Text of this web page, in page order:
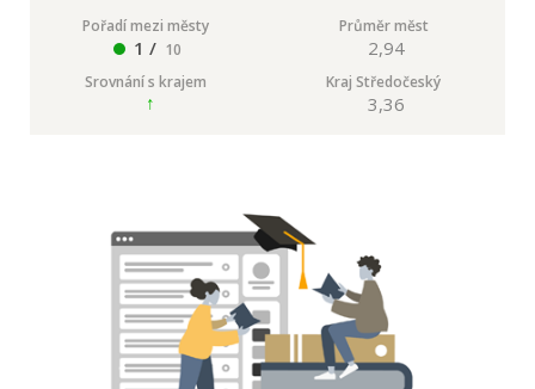
Pořadí mezi městy
1 / 10
Průměr měst
2,94
Srovnání s krajem Kraj Středočeský
3,36